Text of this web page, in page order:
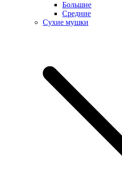
Большие
Средние
Сухие мушки